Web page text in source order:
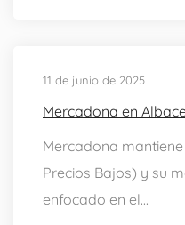
11 de junio de 2025
Mercadona en
Mercadona
Precios Bajos) y su
enfocado en el...